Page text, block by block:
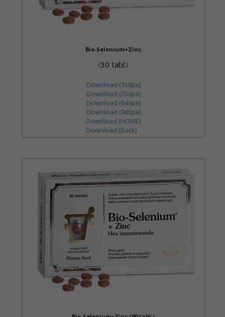
Bio-Selenium+Zinc
(30 tabl.)
Download (150px)
Download (250px)
Download (640px)
Download (980px)
Download (HOME)
Download (Back)